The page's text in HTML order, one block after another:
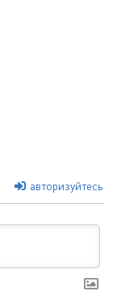
авторизуйтесь